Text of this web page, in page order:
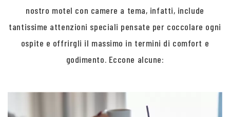
nostro motel con camere a tema, infatti, include
tantissime attenzioni speciali pensate per coccolare ogni
ospite e offrirgli il massimo in termini di comfort e
godimento. Eccone alcune: